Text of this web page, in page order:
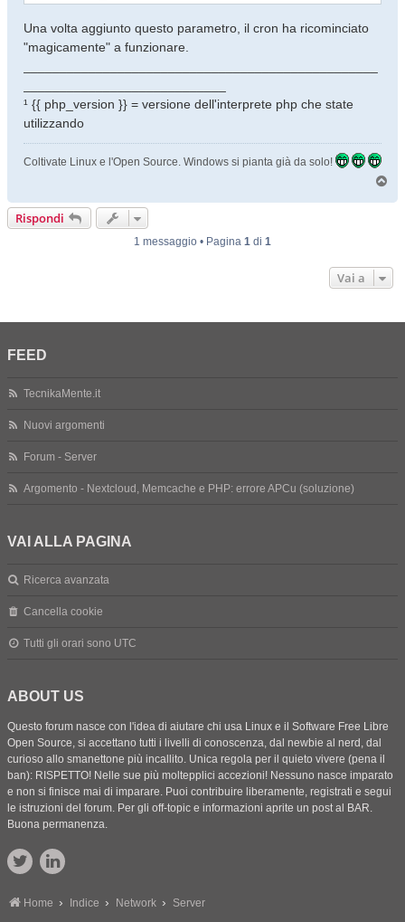
Una volta aggiunto questo parametro, il cron ha ricominciato
"magicamente" a funzionare.
¹ {{ php_version }} = versione dell'interprete php che state
utilizzando
Coltivate Linux e l'Open Source. Windows si pianta già da solo!
Rispondi
1 messaggio • Pagina 1 di 1
Vai a
FEED
TecnikaMente.it
Nuovi argomenti
Forum - Server
Argomento - Nextcloud, Memcache e PHP: errore APCu (soluzione)
VAI ALLA PAGINA
Ricerca avanzata
Cancella cookie
Tutti gli orari sono UTC
ABOUT US
Questo forum nasce con l'idea di aiutare chi usa Linux e il Software Free Libre
Open Source, si accettano tutti i livelli di conoscenza, dal newbie al nerd, dal
curioso allo smanettone più incallito. Unica regola per il quieto vivere (pena il
ban): RISPETTO! Nelle sue più moltepplici accezioni! Nessuno nasce imparato
e non si finisce mai di imparare. Puoi contribuire liberamente, registrati e segui
le istruzioni del forum. Per gli off-topic e informazioni aprite un post al BAR.
Buona permanenza.
Home Indice Network Server